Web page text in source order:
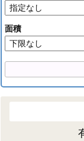
面積